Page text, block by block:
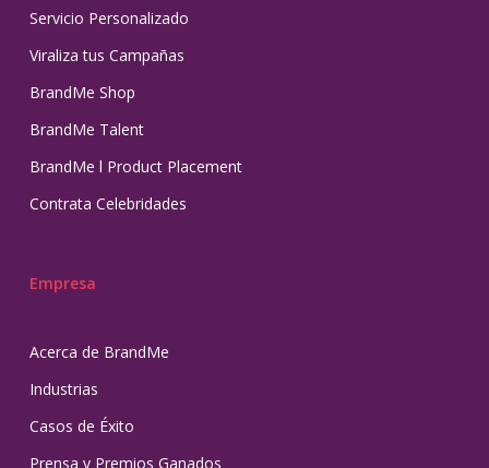
Servicio Personalizado
Viraliza tus Campañas
BrandMe Shop
BrandMe Talent
BrandMe l Product Placement
Contrata Celebridades
Empresa
Acerca de BrandMe
Industrias
Casos de Éxito
Prensa y Premios Ganados